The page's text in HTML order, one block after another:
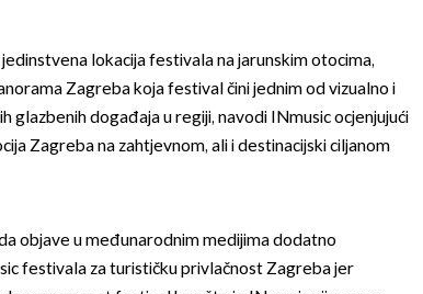
lokacija festivala na jarunskim otocima,
Zagreba koja festival čini jednim od vizualno i
glazbenih događaja u regiji, navodi INmusic ocjenjujući
Zagreba na zahtjevnom, ali i destinacijski ciljanom
objave u međunarodnim medijima dodatno
festivala za turističku privlačnost Zagreba jer